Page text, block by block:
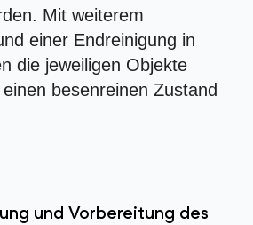
Mit weiterem
einer Endreinigung in
die jeweiligen Objekte
besenreinen Zustand
und Vorbereitung des